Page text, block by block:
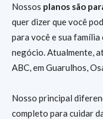
Nossos planos são
quer dizer que você
para você e sua
negócio. Atualmente,
ABC, em Guarulhos,
Nosso principal
completo para cuidar